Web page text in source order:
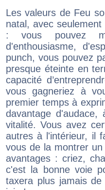
Les valeurs de Feu
natal, avec
: vous pouvez
d'enthousiasme,
punch, vous pouvez
presque éteinte en
capacité
vous gagneriez à
premier temps à
davantage
vitalité. Vous avez
autres à l'intérieur, il
vous de la montrer
avantages : criez,
c'est la bonne voie
taxera plus jamais